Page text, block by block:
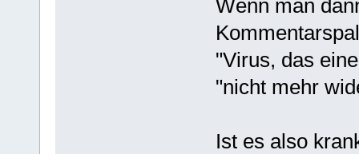
Wenn man
"Virus, das
"nicht mehr
Ist es also